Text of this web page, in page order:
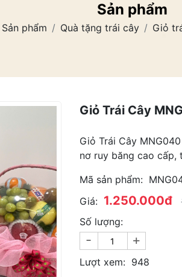
Sản phẩm
Sản phẩm Quà tặng trái cây Giỏ
Giỏ Trái Cây
Giỏ Trái Cây
nơ ruy băng cao cấp,
Mã sản phẩm:
Giá: 1.250.000đ
Số lượng:
- +
Lượt xem: 948